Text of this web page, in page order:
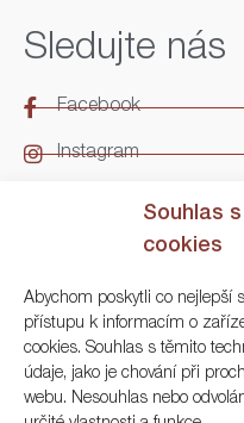
Souhlas
cookies
Abychom poskytli co nejlepší
přístupu k informacím o
cookies. Souhlas s těmito
údaje, jako je chování při
webu. Nesouhlas nebo
Sledujte nás
Facebook
Instagram
Kontakt
ARGO Numismatika
Korunní 83, Praha 3